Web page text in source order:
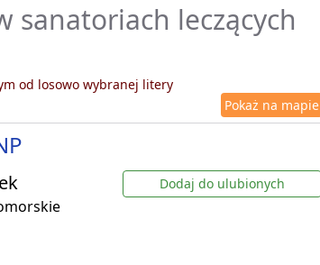
sanatoriach leczących
od losowo wybranej litery
Pokaż na mapie
Dodaj do ulubionych